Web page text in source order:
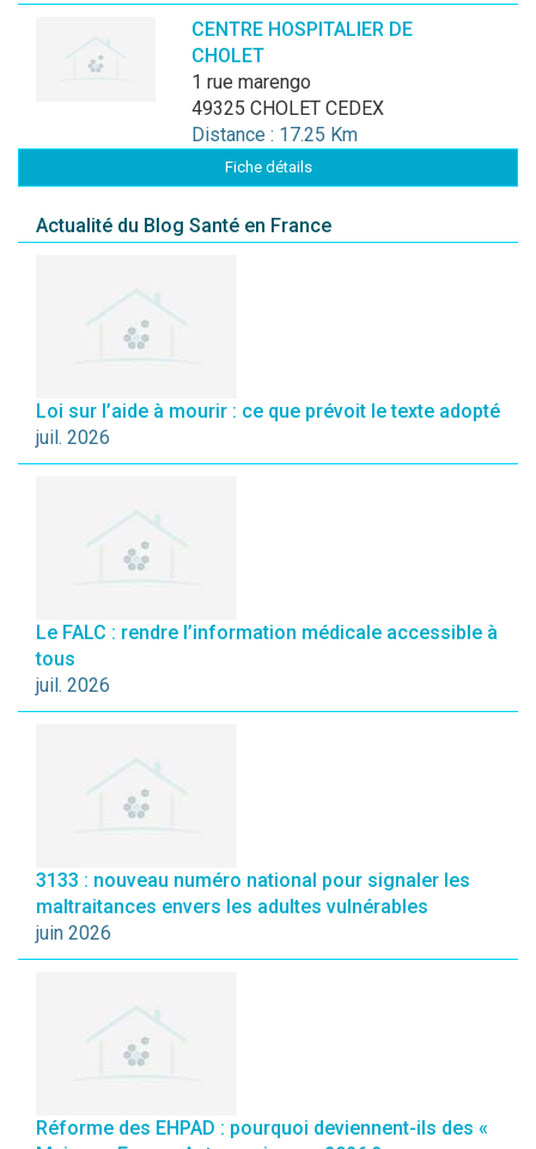
CENTRE HOSPITALIER DE
CHOLET
1 rue marengo
49325 CHOLET CEDEX
Distance : 17.25 Km
Fiche détails
Actualité du Blog Santé en France
Loi sur l’aide à mourir : ce que prévoit le texte adopté
juil. 2026
Le FALC : rendre l’information médicale accessible à
tous
juil. 2026
3133 : nouveau numéro national pour signaler les
maltraitances envers les adultes vulnérables
juin 2026
Réforme des EHPAD : pourquoi deviennent-ils des «